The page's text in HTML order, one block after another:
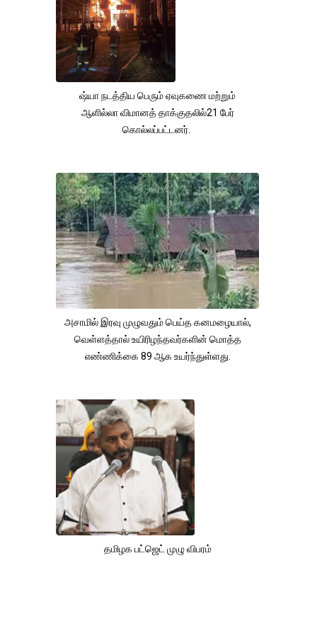
ஷ்யா நடத்திய பெரும் ஏவுகணை மற்றும்
ஆளில்லா விமானத் தாக்குதலில்21 பேர்
கொல்லப்பட்டனர்.
அசாமில் இரவு முழுவதும் பெய்த கனமழையால்,
வெள்ளத்தால் உயிரிழந்தவர்களின் மொத்த
எண்ணிக்கை 89 ஆக உயர்ந்துள்ளது.
தமிழக பட்ஜெட் முழு விபரம்